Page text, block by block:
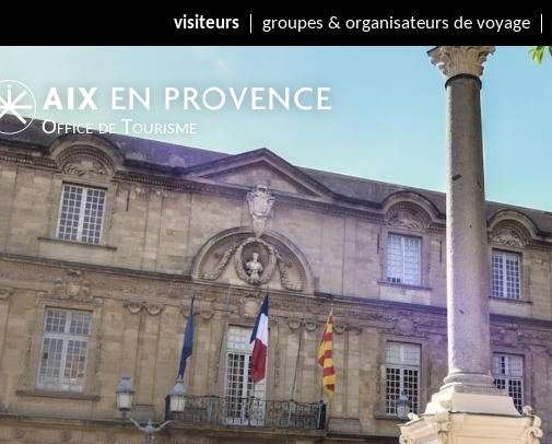
visiteurs groupes & organisateurs de voyage
Office de Tourisme